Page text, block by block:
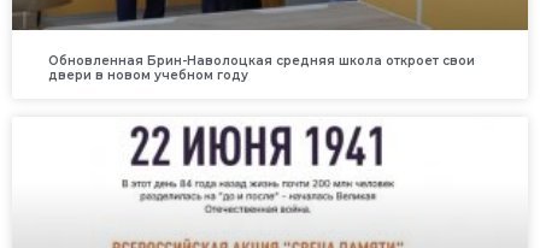
Обновленная Брин-Наволоцкая средняя школа откроет свои
двери в новом учебном году